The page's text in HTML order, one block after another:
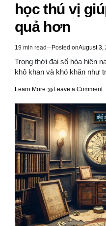
học thú vị
quả hơn
Estimated
read
time
19 min read Posted onAugust 3,
Trong thời đại số hóa hiện
khô khan và khó khăn như
Learn More Leave a Commenton
vị